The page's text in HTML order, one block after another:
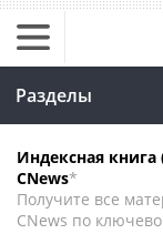
Разделы
Индексная книга
CNews*
Получите все
CNews по